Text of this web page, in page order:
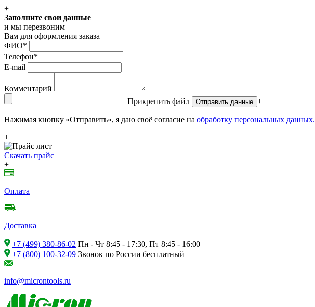
+
Заполните свои данные
и мы перезвоним
Вам для оформления заказа
ФИО*
Телефон*
E-mail
Комментарий
Прикрепить файл
Отправить данные +
Нажимая кнопку «Отправить», я даю своё согласие на обработку персональных данных.
+
Скачать прайс
+
Оплата
Доставка
+7 (499) 380-86-02 Пн - Чт 8:45 - 17:30, Пт 8:45 - 16:00
+7 (800) 100-32-09 Звонок по России бесплатный
info@microntools.ru